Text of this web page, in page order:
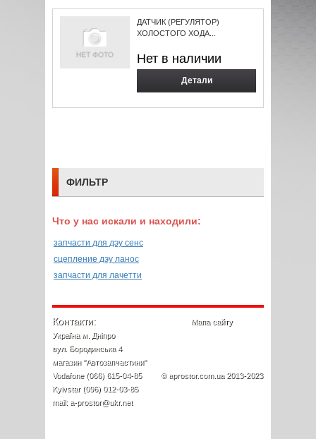
ДАТЧИК (РЕГУЛЯТОР)
ХОЛОСТОГО ХОДА...
Нет в наличии
Детали
ФИЛЬТР
Что у нас искали и находили:
запчасти для дэу сенс
сцепление дэу ланос
запчасти для лачетти
Контакти:
Україна м. Дніпро
вул. Бородинська 4
магазин "Автозапчастини"
Vodafone (066) 615-04-85
Kyivstar (096) 012-03-85
mail: a-prostor@ukr.net
Мапа сайту
© aprostor.com.ua 2013-2023